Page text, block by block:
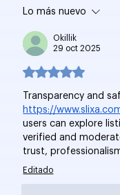
Lo más nuevo
Okillik
29 oct 2025
Obtuvo 5 de 5
Transparency and
https://
users can explore
verified and
trust,
Editado